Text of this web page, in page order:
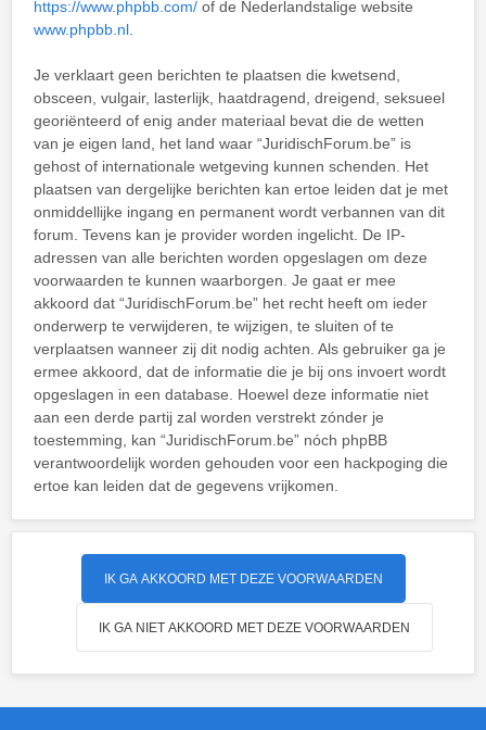
https://www.phpbb.com/ of de Nederlandstalige website
www.phpbb.nl
Je verklaart geen berichten te plaatsen die kwetsend,
obsceen, vulgair, lasterlijk, haatdragend, dreigend, seksueel
georiënteerd of enig ander materiaal bevat die de wetten
van je eigen land, het land waar “JuridischForum.be” is
gehost of internationale wetgeving kunnen schenden. Het
plaatsen van dergelijke berichten kan ertoe leiden dat je met
onmiddellijke ingang en permanent wordt verbannen van dit
forum. Tevens kan je provider worden ingelicht. De IP-
adressen van alle berichten worden opgeslagen om deze
voorwaarden te kunnen waarborgen. Je gaat er mee
akkoord dat “JuridischForum.be” het recht heeft om ieder
onderwerp te verwijderen, te wijzigen, te sluiten of te
verplaatsen wanneer zij dit nodig achten. Als gebruiker ga je
ermee akkoord, dat de informatie die je bij ons invoert wordt
opgeslagen in een database. Hoewel deze informatie niet
aan een derde partij zal worden verstrekt zónder je
toestemming, kan “JuridischForum.be” nóch phpBB
verantwoordelijk worden gehouden voor een hackpoging die
ertoe kan leiden dat de gegevens vrijkomen.